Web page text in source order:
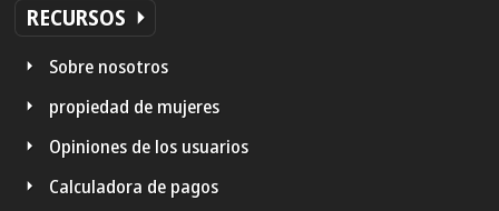
RECURSOS
Sobre nosotros
propiedad de mujeres
Opiniones de los usuarios
Calculadora de pagos